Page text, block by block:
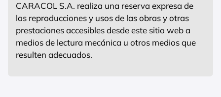
CARACOL S.A. realiza una reserva expresa de
las reproducciones y usos de las obras y otras
prestaciones accesibles desde este sitio web a
medios de lectura mecánica u otros medios que
resulten adecuados.